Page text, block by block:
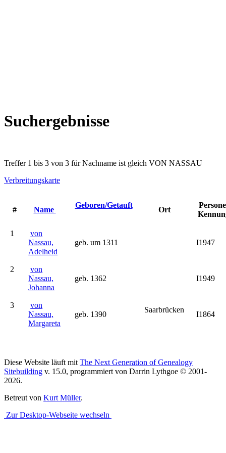
Suchergebnisse
Treffer 1 bis 3 von 3 für Nachname ist gleich VON NASSAU
Verbreitungskarte
# Name
Geboren/Getauft
Ort
1
von
Nassau,
Adelheid
geb. um 1311 I1947
2
von
Nassau,
Johanna
geb. 1362 I1949
3
von
Nassau,
Margareta
geb. 1390
Saarbrücken
I1864
Diese Website läuft mit The Next Generation of Genealogy
Sitebuilding v. 15.0, programmiert von Darrin Lythgoe © 2001-
2026.
Betreut von Kurt Müller.
Zur Desktop-Webseite wechseln